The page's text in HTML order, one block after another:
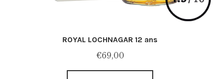
ROYAL LOCHNAGAR 12 ans
€69,00